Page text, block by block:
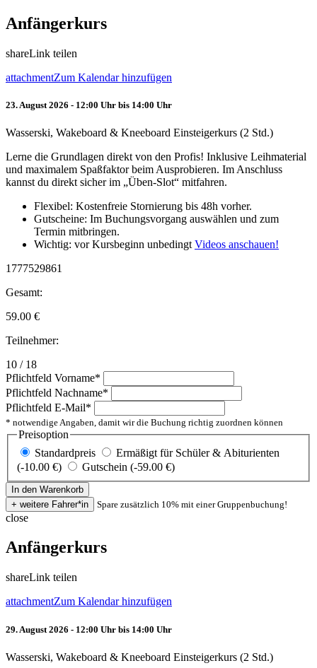
Anfängerkurs
shareLink teilen
attachmentZum Kalendar hinzufügen
23. August 2026 - 12:00 Uhr bis 14:00 Uhr
Wasserski, Wakeboard & Kneeboard Einsteigerkurs (2 Std.)
Lerne die Grundlagen direkt von den Profis! Inklusive Leihmaterial
und maximalem Spaßfaktor beim Ausprobieren. Im Anschluss
kannst du direkt sicher im „Üben-Slot“ mitfahren.
Flexibel: Kostenfreie Stornierung bis 48h vorher.
Gutscheine: Im Buchungsvorgang auswählen und zum
Termin mitbringen.
Wichtig: vor Kursbeginn unbedingt Videos anschauen!
1777529861
Gesamt:
59.00 €
Teilnehmer:
10 / 18
Pflichtfeld Vorname*
Pflichtfeld Nachname*
Pflichtfeld E-Mail*
* notwendige Angaben, damit wir die Buchung richtig zuordnen können
Preisoption
Standardpreis
Ermäßigt für Schüler & Abiturienten
(-10.00 €)
Gutschein (-59.00 €)
Spare zusätzlich 10% mit einer Gruppenbuchung!
close
Anfängerkurs
shareLink teilen
attachmentZum Kalendar hinzufügen
29. August 2026 - 12:00 Uhr bis 14:00 Uhr
Wasserski, Wakeboard & Kneeboard Einsteigerkurs (2 Std.)